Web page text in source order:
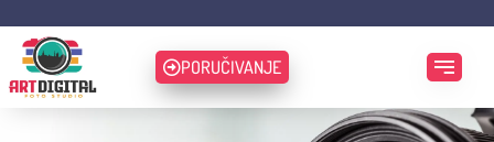
PORUČIVANJE